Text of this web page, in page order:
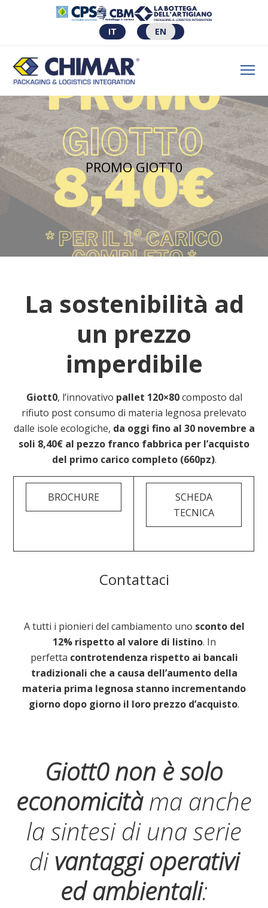
IT EN
PROMO GIOTT0
La sostenibilità ad
un prezzo
imperdibile
Giott0, l’innovativo pallet 120×80composto dal
rifiuto post consumo di materia legnosa prelevato
dalle isole ecologiche, da oggi fino al 30 novembre a
soli 8,40€ al pezzo franco fabbrica per l’acquisto
del primo carico completo (660pz).
BROCHURE
SCHEDA
TECNICA
Contattaci
A tutti i pionieri del cambiamento uno sconto del
12% rispetto al valore di listino. In
perfetta controtendenza rispetto ai bancali
tradizionali che a causa dell’aumento della
materia prima legnosa stanno incrementando
giorno dopo giorno il loro prezzo d’acquisto.
Giott0 non è solo
economicitàma anche
la sintesi di una serie
di vantaggi operativi
ed ambientali: